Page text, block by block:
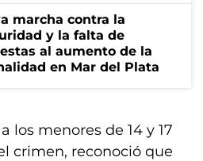
marcha contra la
y la falta de
al aumento de la
en Mar del Plata
los menores de 14 y 17
crimen, reconoció que